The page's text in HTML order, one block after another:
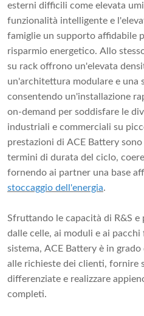
esterni difficili come elevata
funzionalità intelligente e
famiglie un supporto affidabile
risparmio energetico. Allo
su rack offrono un'elevata
un'architettura modulare e una
consentendo un'installazione
on-demand per soddisfare le
industriali e commerciali su
prestazioni di ACE Battery
termini di durata del ciclo,
fornendo ai partner una base
stoccaggio dell'energia.
Sfruttando le capacità di R&S
dalle celle, ai moduli e ai pacchi
sistema, ACE Battery è in
alle richieste dei clienti, fornire
differenziate e realizzare
completi.